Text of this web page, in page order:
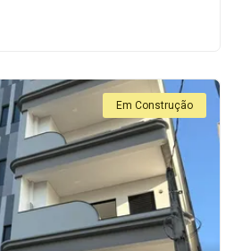
Em Construção